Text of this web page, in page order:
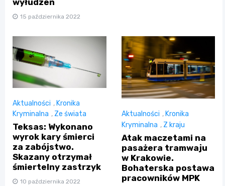
wyłudzeń
15 października 2022
Aktualności , Kronika
Kryminalna , Ze świata
Teksas: Wykonano
wyrok kary śmierci
za zabójstwo.
Skazany otrzymał
śmiertelny zastrzyk
10 października 2022
Aktualności , Kronika
Kryminalna , Z kraju
Atak maczetami na
pasażera tramwaju
w Krakowie.
Bohaterska postawa
pracowników MPK